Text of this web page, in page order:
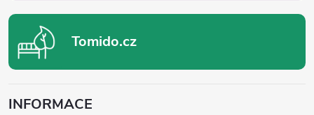
Tomido.cz
INFORMACE